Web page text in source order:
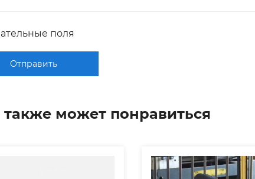
поля
Отправить
может понравиться